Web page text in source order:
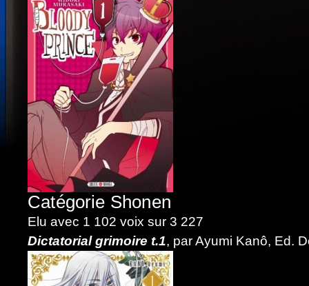
Catégorie Shonen
Elu avec 1 102 voix sur 3 227
Dictatorial grimoire t.1, par Ayumi Kanô, Ed.